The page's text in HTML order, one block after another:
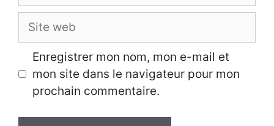
Site
web
Enregistrer mon nom, mon e-mail et
mon site dans le navigateur pour mon
prochain commentaire.